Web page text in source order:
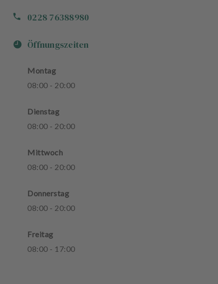
0228 76388980
Öffnungszeiten
Montag
08:00 - 20:00
Dienstag
08:00 - 20:00
Mittwoch
08:00 - 20:00
Donnerstag
08:00 - 20:00
Freitag
08:00 - 17:00